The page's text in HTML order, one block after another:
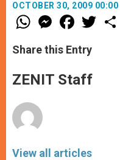
OCTOBER 30, 2009 00:00
W
h
t
s
p
p
M
e
s
e
g
e
F
a
e
b
o
k
w
Share this Entry
ZENIT Staff
View all articles